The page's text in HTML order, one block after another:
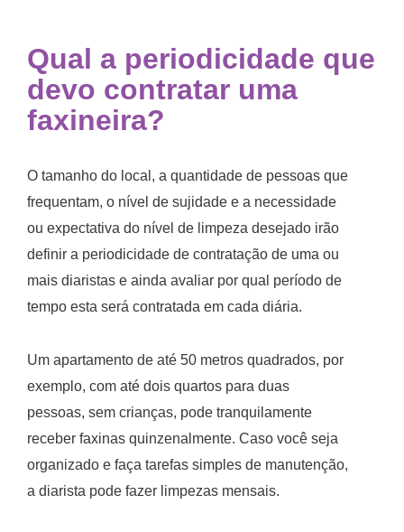
Qual a periodicidade que
devo contratar uma
faxineira?
O tamanho do local, a quantidade de pessoas que
frequentam, o nível de sujidade e a necessidade
ou expectativa do nível de limpeza desejado irão
definir a periodicidade de contratação de uma ou
mais diaristas e ainda avaliar por qual período de
tempo esta será contratada em cada diária.
Um apartamento de até 50 metros quadrados, por
exemplo, com até dois quartos para duas
pessoas, sem crianças, pode tranquilamente
receber faxinas quinzenalmente. Caso você seja
organizado e faça tarefas simples de manutenção,
a diarista pode fazer limpezas mensais.